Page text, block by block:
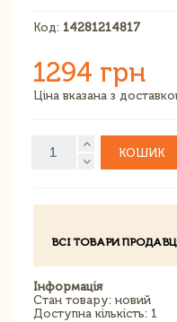
Код: 14281214817
1294 грн
Ціна вказана з
КОШИК
ВСІ ТОВАРИ
Інформація
Стан товару: новий
Доступна кількість: 1